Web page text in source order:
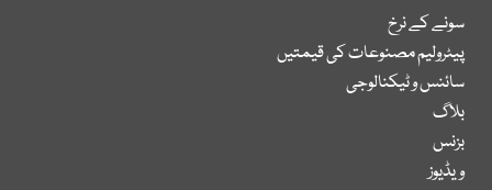
سونے کے نرخ
پیٹرولیم مصنوعات کی قیمتیں
سائنس و ٹیکنالوجی
بلاگ
بزنس
ویڈیوز